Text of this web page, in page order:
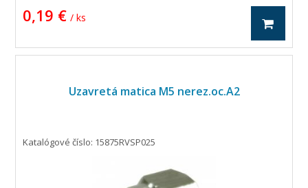
0,19 € / ks
Uzavretá matica M5 nerez.oc.A2
Katalógové číslo: 15875RVSP025